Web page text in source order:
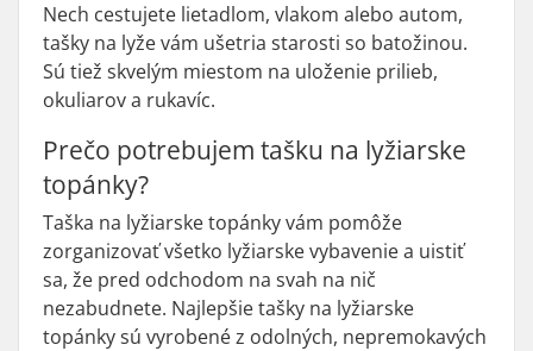
Nech cestujete lietadlom, vlakom alebo autom,
tašky na lyže vám ušetria starosti so batožinou.
Sú tiež skvelým miestom na uloženie prilieb,
okuliarov a rukavíc.
Prečo potrebujem tašku na lyžiarske
topánky?
Taška na lyžiarske topánky vám pomôže
zorganizovať všetko lyžiarske vybavenie a uistiť
sa, že pred odchodom na svah na nič
nezabudnete. Najlepšie tašky na lyžiarske
topánky sú vyrobené z odolných, nepremokavých